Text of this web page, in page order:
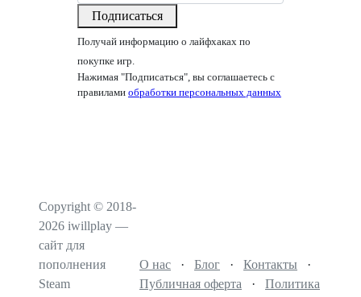
Подписаться
Получай информацию о лайфхаках по
покупке игр.
Нажимая "Подписаться", вы соглашаетесь с
правилами обработки персональных данных
Copyright © 2018-
2026 iwillplay —
сайт для
пополнения
Steam
О нас · Блог · Контакты ·
Публичная оферта · Политика